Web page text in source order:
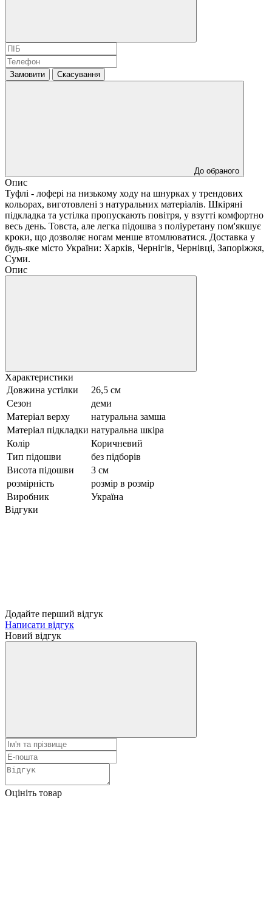
Замовити Скасування
До обраного
Опис
Туфлі - лофері на низькому ходу на шнурках у трендових
кольорах, виготовлені з натуральних матеріалів. Шкіряні
підкладка та устілка пропускають повітря, у взутті комфортно
весь день. Товста, але легка підошва з поліуретану пом'якшує
кроки, що дозволяє ногам менше втомлюватися. Доставка у
будь-яке місто України: Харків, Чернігів, Чернівці, Запоріжжя,
Суми.
Опис
Характеристики
Довжина устілки
26,5 см
Сезон
деми
Матеріал верху
натуральна замша
Матеріал підкладки натуральна шкіра
Колір
Коричневий
Тип підошви
без підборів
Висота підошви
3 см
розмірність
розмір в розмір
Виробник
Україна
Відгуки
Додайте перший відгук
Написати відгук
Новий відгук
Оцініть товар